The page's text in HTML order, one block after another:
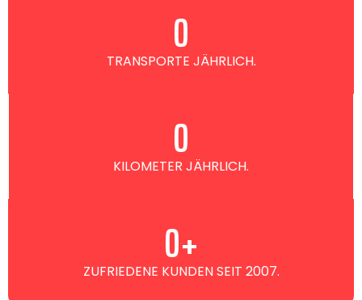
TRANSPORTE JÄHRLICH.
0
KILOMETER JÄHRLICH.
0
ZUFRIEDENE KUNDEN SEIT 2007.
0+